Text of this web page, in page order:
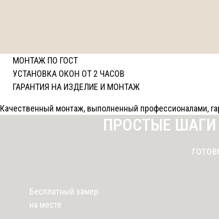
МОНТАЖ ПО ГОСТ
УСТАНОВКА ОКОН ОТ 2 ЧАСОВ
ГАРАНТИЯ НА ИЗДЕЛИЕ И МОНТАЖ
Качественный монтаж, выполненный профессионалами,
ПРОСТЫЕ
Бесплатный замер
на месте